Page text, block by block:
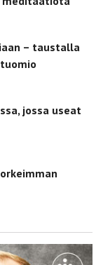
– taustalla
jossa useat